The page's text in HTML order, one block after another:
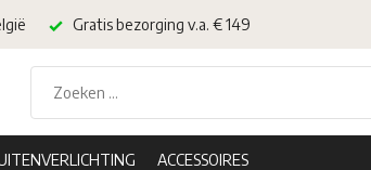
Gratis bezorging v.a. € 149
ACCESSOIRES